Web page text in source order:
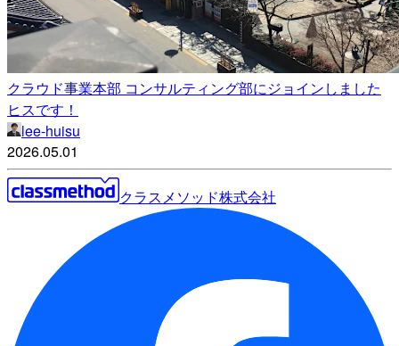
クラウド事業本部 コンサルティング部にジョインしました
ヒスです！
lee-huisu
2026.05.01
クラスメソッド株式会社